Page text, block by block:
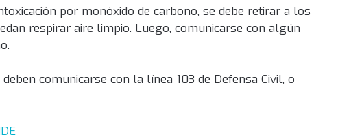
por monóxido de carbono, se debe retirar a los
respirar aire limpio. Luego, comunicarse con algún
comunicarse con la línea 103 de Defensa Civil, o